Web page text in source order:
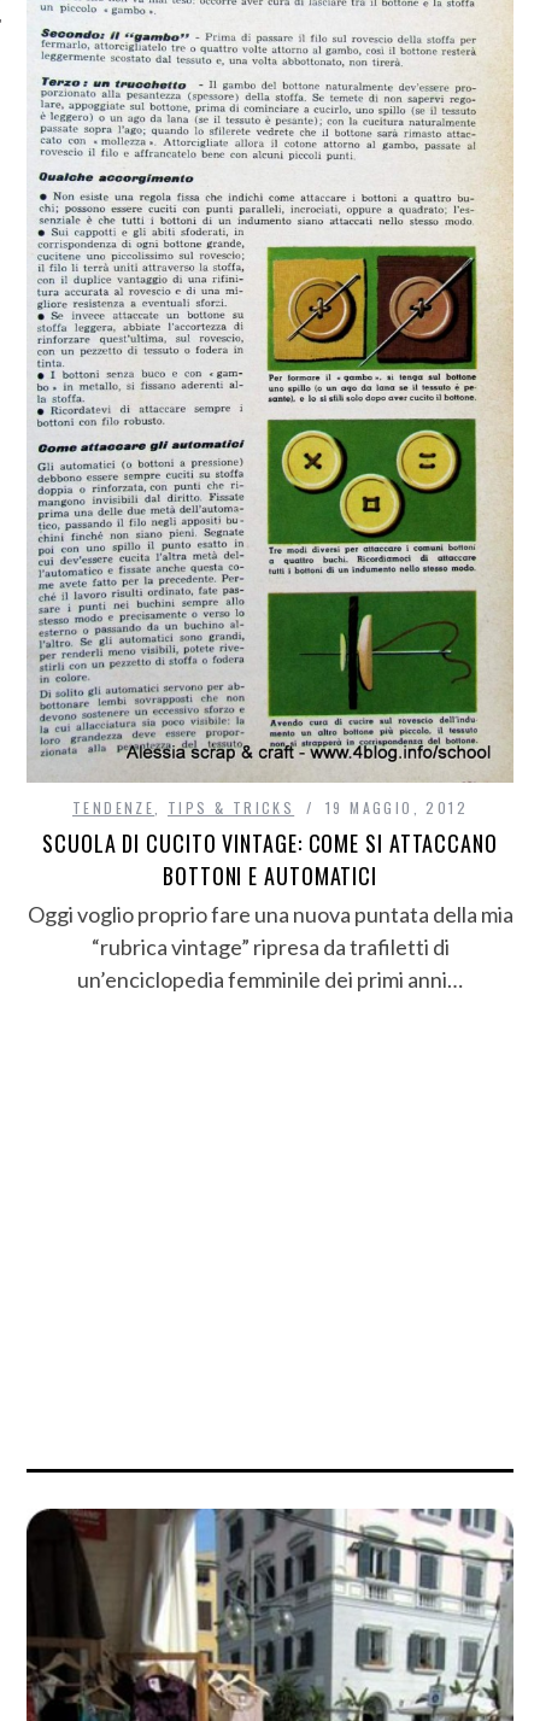
TENDENZE, TIPS & TRICKS 19 MAGGIO, 2012
SCUOLA DI CUCITO VINTAGE: COME SI ATTACCANO
BOTTONI E AUTOMATICI
Oggi voglio proprio fare una nuova puntata della mia
“rubrica vintage” ripresa da trafiletti di
un’enciclopedia femminile dei primi anni…